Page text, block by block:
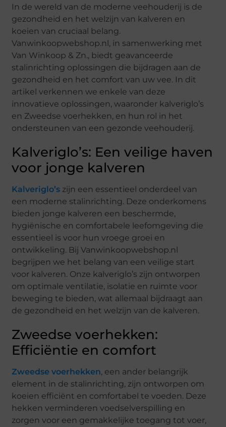
In de wereld van de moderne veehouderij is de
gezondheid en het welzijn van kalveren en
koeien van cruciaal belang.
Vanwinkoopwebshop.nl, in samenwerking met
Van Winkoop & Zn., biedt geavanceerde
stalinrichting oplossingen die bijdragen aan de
gezondheid en het comfort van uw vee. In dit
artikel verkennen we enkele van deze
innovatieve oplossingen, waaronder kalveriglo’s
en Zweedse voerhekken, en hun rol in het
ondersteunen van een gezonde veehouderij.
Kalveriglo’s: Een veilige haven
voor jonge kalveren
Kalveriglo’s zijn een essentieel onderdeel van
een moderne stalinrichting. Deze onderkomens
bieden jonge kalveren een beschermde,
hygiënische en comfortabele leefomgeving die
essentieel is voor hun vroege groei en
ontwikkeling. Bij Vanwinkoopwebshop.nl
begrijpen we het belang van een veilige start
voor kalveren. Onze kalveriglo’s zijn ontworpen
om optimale ventilatie, isolatie en ruimte voor
beweging te bieden, wat allemaal bijdraagt aan
de gezondheid en het welzijn van de kalveren.
Zweedse voerhekken:
Efficiëntie en comfort
Zweedse voerhekken, een ander belangrijk
element in de stalinrichting, zijn ontworpen om
koeien efficiënt en comfortabel te voeden. Deze
hekken verminderen voedselverspilling en
zorgen voor een gemakkelijke toegang tot voer,